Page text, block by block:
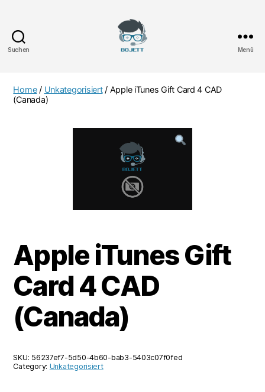
Suchen Menü
Home/ Unkategorisiert/ Apple iTunes Gift Card 4 CAD
(Canada)
Apple iTunes Gift
Card 4 CAD
(Canada)
SKU: 56237ef7-5d50-4b60-bab3-5403c07f0fed
Category: Unkategorisiert